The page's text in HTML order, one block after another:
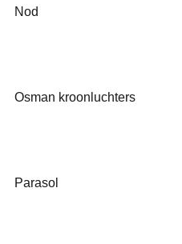
Nod
Osman kroonluchters
Parasol